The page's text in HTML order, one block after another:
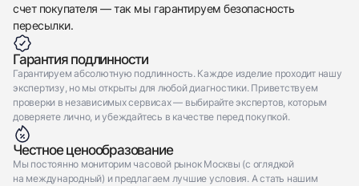
счет покупателя — так мы гарантируем безопасность
пересылки.
Гарантия подлинности
Гарантируем абсолютную подлинность. Каждое изделие проходит нашу
экспертизу, но мы открыты для любой диагностики. Приветствуем
проверки в независимых сервисах — выбирайте экспертов, которым
доверяете лично, и убеждайтесь в качестве перед покупкой.
Честное ценообразование
Мы постоянно мониторим часовой рынок Москвы (с оглядкой
на международный) и предлагаем лучшие условия. А стать нашим